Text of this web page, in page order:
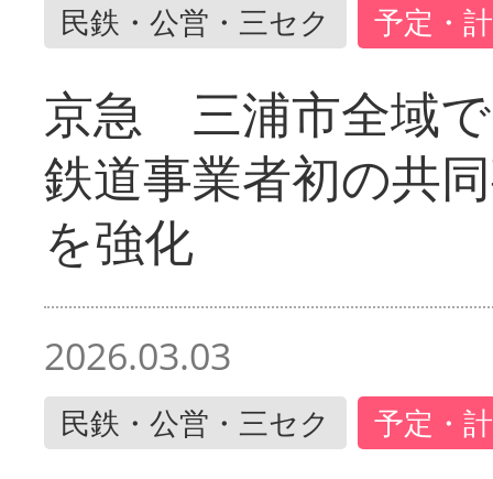
民鉄・公営・三セク 予定・
京急 三浦市全域
鉄道事業者初の共
を強化
2026.03.03
民鉄・公営・三セク 予定・